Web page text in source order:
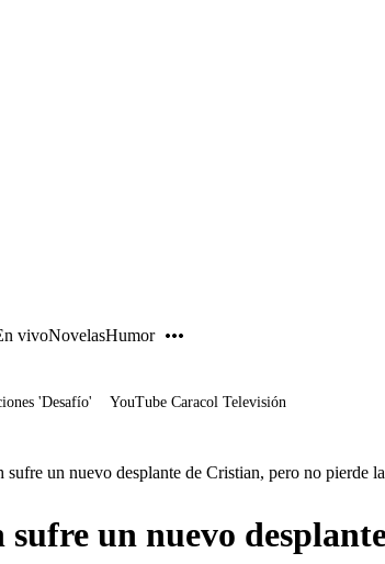
vivoNovelasHumor
'Desafío' YouTube Caracol Televisión
un nuevo desplante de Cristian, pero no pierde
un nuevo